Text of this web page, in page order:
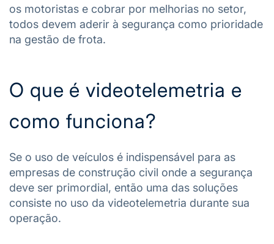
os motoristas e cobrar por melhorias no setor,
todos devem aderir à segurança como prioridade
na gestão de frota.
O que é videotelemetria e
como funciona?
Se o uso de veículos é indispensável para as
empresas de construção civil onde a segurança
deve ser primordial, então uma das soluções
consiste no uso da videotelemetria durante sua
operação.